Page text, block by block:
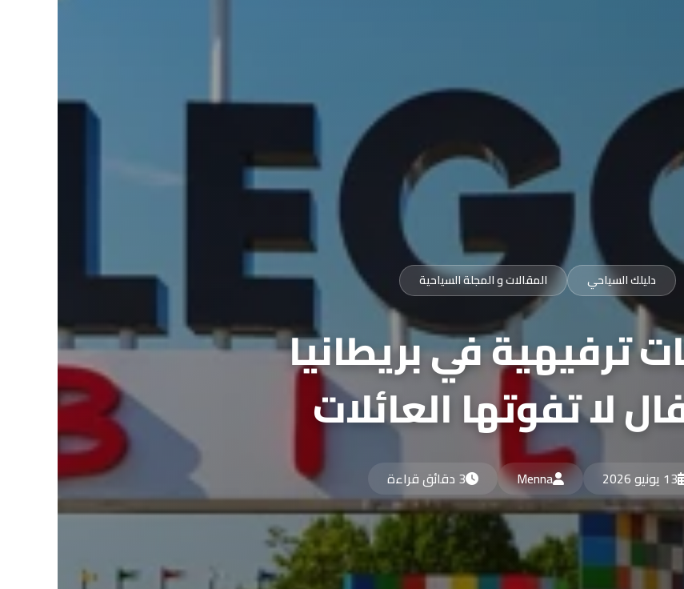
دليلك السياحي المقالات و المجلة السياحية
ترفيهية في بريطانيا
لا تفوتها العائلات
13 يونيو 2026 Menna 3 دقائق قراءة